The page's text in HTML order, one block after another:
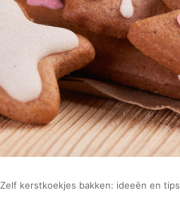
Zelf kerstkoekjes bakken: ideeën en tips